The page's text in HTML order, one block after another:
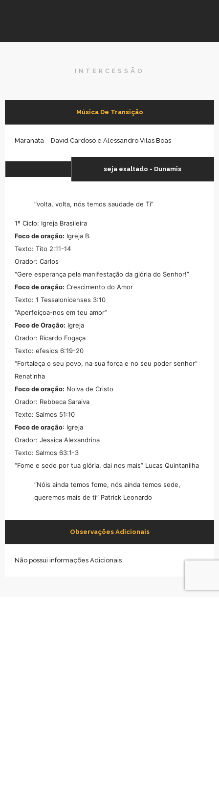
INTERCESSÃO
Música De Transição
Maranata – David Cardoso e Alessandro Vilas Boas
seja exaltado - Dunamis
“volta, volta, nós temos saudade de Ti”
1º Ciclo: Igreja Brasileira
Foco de oração: Igreja B.
Texto: Tito 2:11-14
Orador: Carlos
“Gere esperança pela manifestação da glória do Senhor!”
Foco de oração: Crescimento do Amor
Texto: 1 Tessalonicenses 3:10
“Aperfeiçoa-nos em teu amor”
Foco de Oração: Igreja
Orador: Ricardo Fogaça
Texto: efesios 6:19-20
“Fortaleça o seu povo, na sua força e no seu poder senhor”
Renatinha
Foco de oração: Noiva de Cristo
Orador: Rebbeca Saraiva
Texto: Salmos 51:10
Foco de oração: Igreja
Orador: Jessica Alexandrina
Texto: Salmos 63:1-3
“Fome e sede por tua glória, dai nos mais” Lucas Quintanilha
“Nóis ainda temos fome, nós ainda temos sede,
queremos mais de ti” Patrick Leonardo
Observações Adicionais
Não possui informações Adicionais